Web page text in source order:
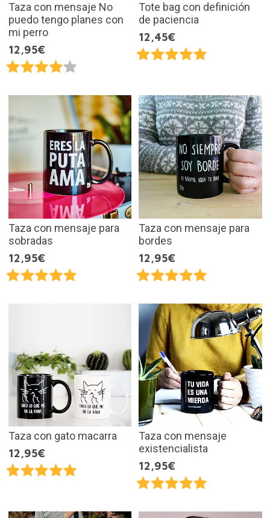
Taza con mensaje No
puedo tengo planes con
mi perro
12,95€
Tote bag con definición
de paciencia
12,45€
Taza con mensaje para
sobradas
12,95€
Taza con mensaje para
bordes
12,95€
Taza con gato macarra
12,95€
Taza con mensaje
existencialista
12,95€